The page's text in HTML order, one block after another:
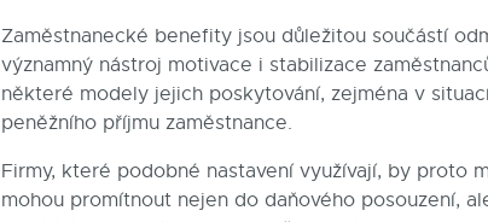
Zaměstnanecké benefity jsou důležitou součástí
významný nástroj motivace i stabilizace
některé modely jejich poskytování, zejména v
peněžního příjmu zaměstnance.
Firmy, které podobné nastavení využívají, by proto
mohou promítnout nejen do daňového posouzení,